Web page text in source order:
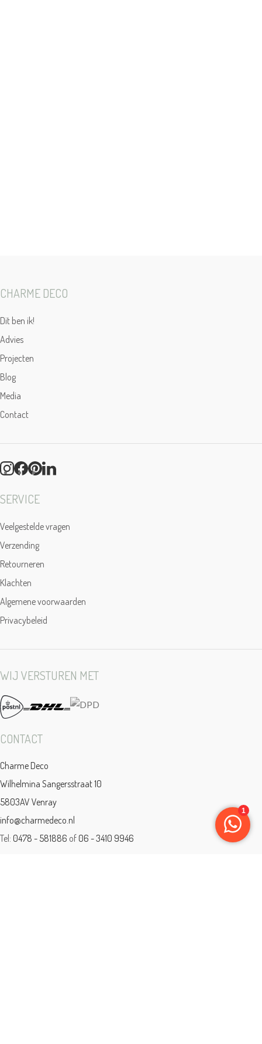
CHARME DECO
Dit ben ik!
Advies
Projecten
Blog
Media
Contact
SERVICE
Veelgestelde vragen
Verzending
Retourneren
Klachten
Algemene voorwaarden
Privacybeleid
WIJ VERSTUREN MET
CONTACT
Charme Deco
Wilhelmina Sangersstraat 10
5803AV Venray
info@charmedeco.nl
Tel: 0478 - 581886 of 06 - 3410 9946